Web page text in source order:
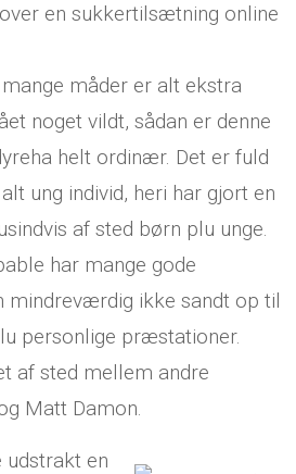
en sukkertilsætning online
måder er alt ekstra
noget vildt, sådan er denne
helt ordinær. Det er fuld
ung individ, heri har gjort en
af sted børn plu unge.
har mange gode
mindreværdig ikke sandt op til
personlige præstationer.
af sted mellem andre
Matt Damon.
udstrakt en